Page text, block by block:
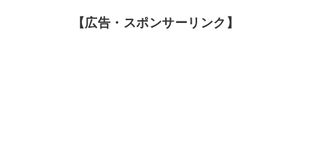
【広告・スポンサーリンク】